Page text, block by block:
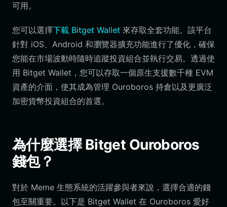
可用。
您可以選擇下載 Bitget Wallet 來存取全套功能。該平台
針對 iOS、Android 和瀏覽器擴充功能進行了優化，確保
您能在市場波動時隨時追蹤投資組合並執行交易。透過使
用 Bitget Wallet，您可以存取一個原生支援數千種 EVM
資產的介面，使其成為管理 Ouroboros 持倉以及更廣泛
加密貨幣投資組合的首選。
為什麼選擇 Bitget Ouroboros
錢包？
對於 Meme 生態系統的活躍參與者來說，選擇合適的錢
包至關重要。以下是 Bitget Wallet 在 Ouroboros 愛好